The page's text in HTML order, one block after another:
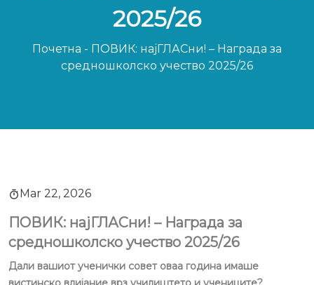
2025/26
Почетна - ПОВИК: најГЛАСни! – Награда за
средношколско учество 2025/26
Mar 22, 2026
ПОВИК: најГЛАСни! – Награда за
средношколско учество 2025/26
Дали вашиот ученички совет оваа година имаше